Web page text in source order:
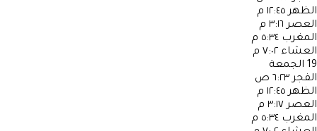
الظهر ١٢:٤٥ م
العصر ٣:١٦ م
المغرب ٥:٣٤ م
العشاء ٧:٠٢ م
19 الجمعة
الفجر ٦:٢٣ ص
الظهر ١٢:٤٥ م
العصر ٣:١٧ م
المغرب ٥:٣٤ م